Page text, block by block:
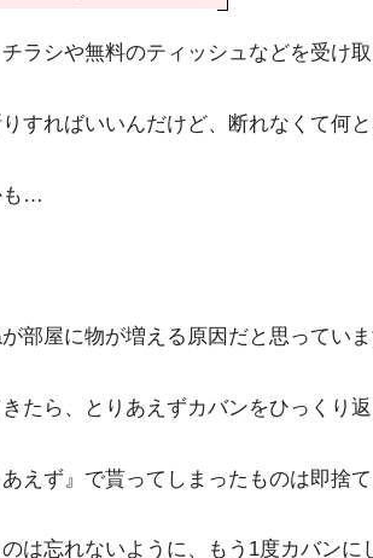
ラシや無料のティッシュなどを受け取
すればいいんだけど、断れなくて何
も…
部屋に物が増える原因だと思っていま
たら、とりあえずカバンをひっくり
えず』で貰ってしまったものは即捨て
は忘れないように、もう1度カバンに